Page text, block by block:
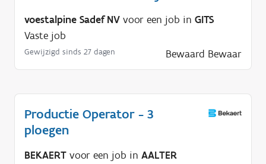
voestalpine Sadef NV voor een job in GITS
Vaste job
Gewijzigd sinds 27 dagen Bewaard Bewaar
Productie Operator - 3
ploegen
BEKAERT voor een job in AALTER